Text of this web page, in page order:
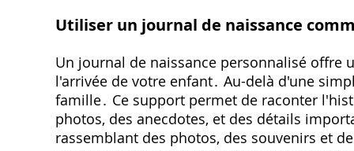
Utiliser un journal de naissance
Un journal de naissance personnalisé offre
l'arrivée de votre enfant․ Au-delà d'une
famille․ Ce support permet de raconter
photos, des anecdotes, et des détails
rassemblant des photos, des souvenirs et